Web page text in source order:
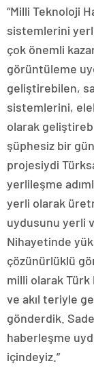
“Milli Teknoloji
sistemlerini
çok önemli
görüntüleme
geliştirebilen,
sistemlerini,
olarak
şüphesiz bir
projesiydi
yerlileşme
yerli olarak
uydusunu yerli
Nihayetinde
çözünürlüklü
milli olarak Türk
ve akıl teriyle
gönderdik.
haberleşme
içindeyiz.”